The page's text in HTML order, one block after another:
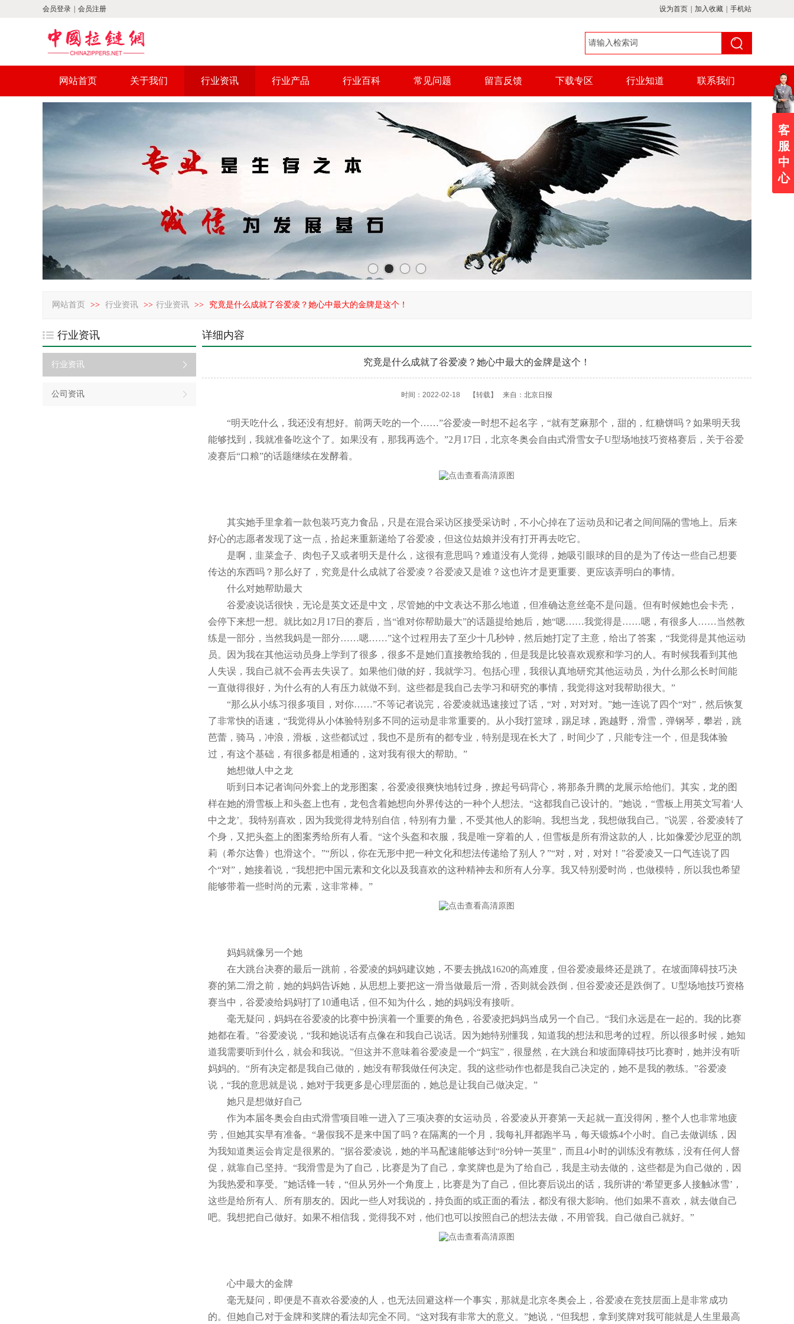
会员登录 会员注册 设为首页 加入收藏 手机站
网站首页 关于我们 行业资讯 行业产品 行业百科 常见问题 留言反馈 下载专区 行业知道 联系我们
网站首页 >> 行业资讯 >> 行业资讯 >> 究竟是什么成就了谷爱凌？她心中最大的金牌是这个！
行业资讯
行业资讯
公司资讯
详细内容
究竟是什么成就了谷爱凌？她心中最大的金牌是这个！
时间：2022-02-18 【转载】 来自： 北京日报
“明天吃什么，我还没有想好。前两天吃的一个……”谷爱凌一时想不起名字，“就有芝麻那个，甜的，红糖饼吗？如果明天我
能够找到，我就准备吃这个了。如果没有，那我再选个。”2月17日，北京冬奥会自由式滑雪女子U型场地技巧资格赛后，关于谷爱
凌赛后“口粮”的话题继续在发酵着。
其实她手里拿着一款包装巧克力食品，只是在混合采访区接受采访时，不小心掉在了运动员和记者之间间隔的雪地上。后来
好心的志愿者发现了这一点，拾起来重新递给了谷爱凌，但这位姑娘并没有打开再去吃它。
是啊，韭菜盒子、肉包子又或者明天是什么，这很有意思吗？难道没有人觉得，她吸引眼球的目的是为了传达一些自己想要
传达的东西吗？那么好了，究竟是什么成就了谷爱凌？谷爱凌又是谁？这也许才是更重要、更应该弄明白的事情。
什么对她帮助最大
谷爱凌说话很快，无论是英文还是中文，尽管她的中文表达不那么地道，但准确达意丝毫不是问题。但有时候她也会卡壳，
会停下来想一想。就比如2月17日的赛后，当“谁对你帮助最大”的话题提给她后，她“嗯……我觉得是……嗯，有很多人……当然教
练是一部分，当然我妈是一部分……嗯……”这个过程用去了至少十几秒钟，然后她打定了主意，给出了答案，“我觉得是其他运动
员。因为我在其他运动员身上学到了很多，很多不是她们直接教给我的，但是我是比较喜欢观察和学习的人。有时候我看到其他
人失误，我自己就不会再去失误了。如果他们做的好，我就学习。包括心理，我很认真地研究其他运动员，为什么那么长时间能
一直做得很好，为什么有的人有压力就做不到。这些都是我自己去学习和研究的事情，我觉得这对我帮助很大。”
“那么从小练习很多项目，对你……”不等记者说完，谷爱凌就迅速接过了话，“对，对对对。”她一连说了四个“对”，然后恢复
了非常快的语速，“我觉得从小体验特别多不同的运动是非常重要的。从小我打篮球，踢足球，跑越野，滑雪，弹钢琴，攀岩，跳
芭蕾，骑马，冲浪，滑板，这些都试过，我也不是所有的都专业，特别是现在长大了，时间少了，只能专注一个，但是我体验
过，有这个基础，有很多都是相通的，这对我有很大的帮助。”
她想做人中之龙
听到日本记者询问外套上的龙形图案，谷爱凌很爽快地转过身，撩起号码背心，将那条升腾的龙展示给他们。其实，龙的图
样在她的滑雪板上和头盔上也有，龙包含着她想向外界传达的一种个人想法。“这都我自己设计的。”她说，“雪板上用英文写着‘人
中之龙’。我特别喜欢，因为我觉得龙特别自信，特别有力量，不受其他人的影响。我想当龙，我想做我自己。”说罢，谷爱凌转了
个身，又把头盔上的图案秀给所有人看。“这个头盔和衣服，我是唯一穿着的人，但雪板是所有滑这款的人，比如像爱沙尼亚的凯
莉（希尔达鲁）也滑这个。”“所以，你在无形中把一种文化和想法传递给了别人？”“对，对，对对！”谷爱凌又一口气连说了四
个“对”，她接着说，“我想把中国元素和文化以及我喜欢的这种精神去和所有人分享。我又特别爱时尚，也做模特，所以我也希望
能够带着一些时尚的元素，这非常棒。”
妈妈就像另一个她
在大跳台决赛的最后一跳前，谷爱凌的妈妈建议她，不要去挑战1620的高难度，但谷爱凌最终还是跳了。在坡面障碍技巧决
赛的第二滑之前，她的妈妈告诉她，从思想上要把这一滑当做最后一滑，否则就会跌倒，但谷爱凌还是跌倒了。U型场地技巧资格
赛当中，谷爱凌给妈妈打了10通电话，但不知为什么，她的妈妈没有接听。
毫无疑问，妈妈在谷爱凌的比赛中扮演着一个重要的角色，谷爱凌把妈妈当成另一个自己。“我们永远是在一起的。我的比赛
她都在看。”谷爱凌说，“我和她说话有点像在和我自己说话。因为她特别懂我，知道我的想法和思考的过程。所以很多时候，她知
道我需要听到什么，就会和我说。”但这并不意味着谷爱凌是一个“妈宝”，很显然，在大跳台和坡面障碍技巧比赛时，她并没有听
妈妈的。“所有决定都是我自己做的，她没有帮我做任何决定。我的这些动作也都是我自己决定的，她不是我的教练。”谷爱凌
说，“我的意思就是说，她对于我更多是心理层面的，她总是让我自己做决定。”
她只是想做好自己
作为本届冬奥会自由式滑雪项目唯一进入了三项决赛的女运动员，谷爱凌从开赛第一天起就一直没得闲，整个人也非常地疲
劳，但她其实早有准备。“暑假我不是来中国了吗？在隔离的一个月，我每礼拜都跑半马，每天锻炼4个小时。自己去做训练，因
为我知道奥运会肯定是很累的。”据谷爱凌说，她的半马配速能够达到“8分钟一英里”，而且4小时的训练没有教练，没有任何人督
促，就靠自己坚持。“我滑雪是为了自己，比赛是为了自己，拿奖牌也是为了给自己，我是主动去做的，这些都是为自己做的，因
为我热爱和享受。”她话锋一转，“但从另外一个角度上，比赛是为了自己，但比赛后说出的话，我所讲的‘希望更多人接触冰雪’，
这些是给所有人、所有朋友的。因此一些人对我说的，持负面的或正面的看法，都没有很大影响。他们如果不喜欢，就去做自己
吧。我想把自己做好。如果不相信我，觉得我不对，他们也可以按照自己的想法去做，不用管我。自己做自己就好。”
心中最大的金牌
毫无疑问，即便是不喜欢谷爱凌的人，也无法回避这样一个事实，那就是北京冬奥会上，谷爱凌在竞技层面上是非常成功
的。但她自己对于金牌和奖牌的看法却完全不同。“这对我有非常大的意义。”她说，“但我想，拿到奖牌对我可能就是人生里最高
客
服
中
心